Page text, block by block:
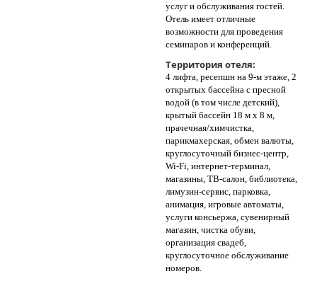
услуг и обслуживания гостей.
Отель имеет отличные
возможности для проведения
семинаров и конференций.
Территория отеля:
4 лифта, ресепшн на 9-м этаже, 2
открытых бассейна c пресной
водой (в том числе детский),
крытый бассейн 18 м x 8 м,
прачечная/химчистка,
парикмахерская, обмен валюты,
круглосуточный бизнес-центр,
Wi-Fi, интернет-терминал,
магазины, ТВ-салон, библиотека,
лимузин-сервис, парковка,
анимация, игровые автоматы,
услуги консьержа, сувенирный
магазин, чистка обуви,
организация свадеб,
круглосуточное обслуживание
номеров.